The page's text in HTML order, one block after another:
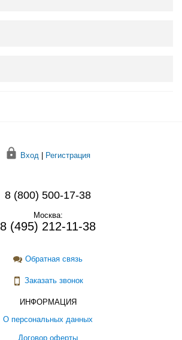
Вход | Регистрация
8 (800) 500-17-38
Москва:
8 (495) 212-11-38
Обратная связь
Заказать звонок
ИНФОРМАЦИЯ
О персональных данных
Договор оферты